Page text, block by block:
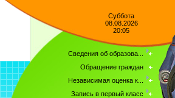
Суббота
08.08.2026
20:05
Сведения об образова...
Обращение граждан
Независимая оценка к...
Запись в первый класс